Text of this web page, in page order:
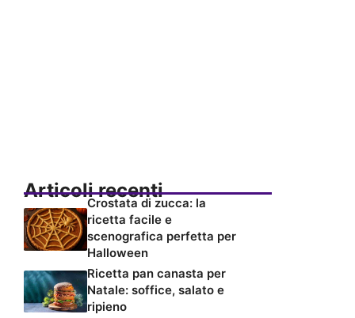
Articoli recenti
Crostata di zucca: la
ricetta facile e
scenografica perfetta per
Halloween
Ricetta pan canasta per
Natale: soffice, salato e
ripieno